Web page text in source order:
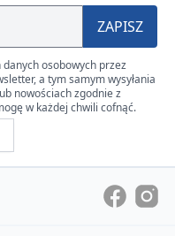
ZAPISZ
osobowych przez
a tym samym wysyłania
nowościach zgodnie z
w każdej chwili cofnąć.